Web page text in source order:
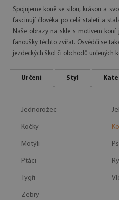
Spojujeme koně se silou, krásou a
fascinují člověka po celá staletí a
Naše obrazy na skle s motivem
fanoušky těchto zvířat. Osvědčí se
jezdeckých škol či obchodů určených
Určení Styl
Jednorožec
Kočky
Motýli Psi
Ptáci
Tygři
Zebry